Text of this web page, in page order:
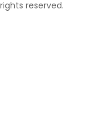
reserved.